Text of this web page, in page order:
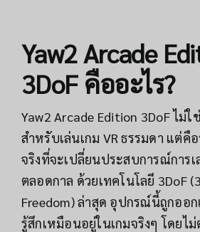
Yaw2 Arcade
3DoF คืออะไร?
Yaw2 Arcade Edition 3DoF ไม่
สำหรับเล่นเกม VR ธรรมดา แต่คื
จริงที่จะเปลี่ยนประสบการณ์การ
ตลอดกาล ด้วยเทคโนโลยี 3DoF
Freedom) ล่าสุด อุปกรณ์นี้ถูกออ
รู้สึกเหมือนอยู่ในเกมจริงๆ โดยไ